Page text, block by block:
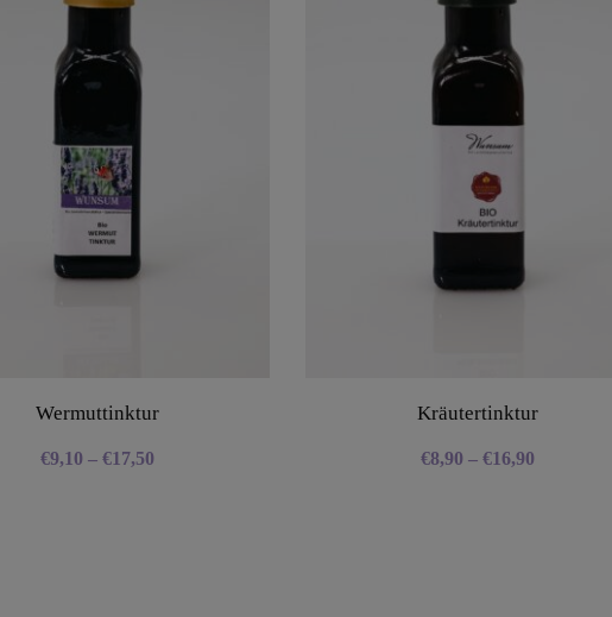
Wermuttinktur
€9,10 – €17,50
Kräutertinktur
€8,90 – €16,90